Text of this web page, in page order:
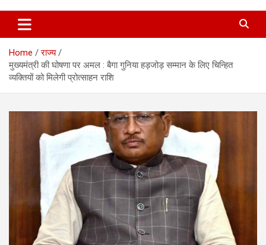
Home
राज्य
मुख्यमंत्री की घोषणा पर अमल : बैगा गुनिया हड़जोड़ सम्मान के लिए चिन्हित
व्यक्तियों को मिलेगी प्रोत्साहन राशि